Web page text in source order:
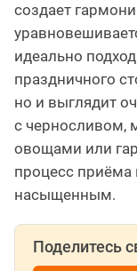
создает
идеально
праздничного
но и выглядит
с черносливом,
овощами или
процесс
насыщенным.
Поделитесь